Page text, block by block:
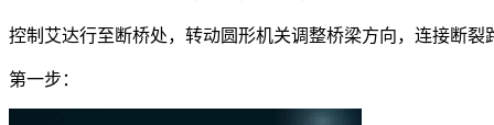
控制艾达行至断桥处，转动圆形机关调整桥梁方向，连接断
第一步：